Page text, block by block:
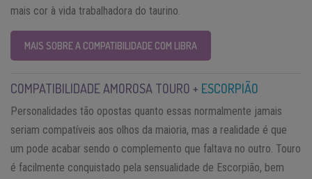
mais cor à vida trabalhadora do taurino.
MAIS SOBRE A COMPATIBILIDADE COM LIBRA
COMPATIBILIDADE AMOROSA TOURO + ESCORPIÃO
Personalidades tão opostas quanto essas normalmente jamais
seriam compatíveis aos olhos da maioria, mas a realidade é que
um pode acabar sendo o complemento que faltava no outro. Touro
é facilmente conquistado pela sensualidade de Escorpião, bem